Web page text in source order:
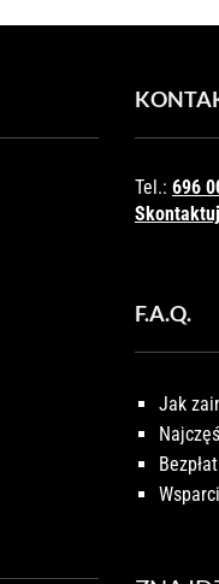
Tel.: 696
F.A.Q.
Jak